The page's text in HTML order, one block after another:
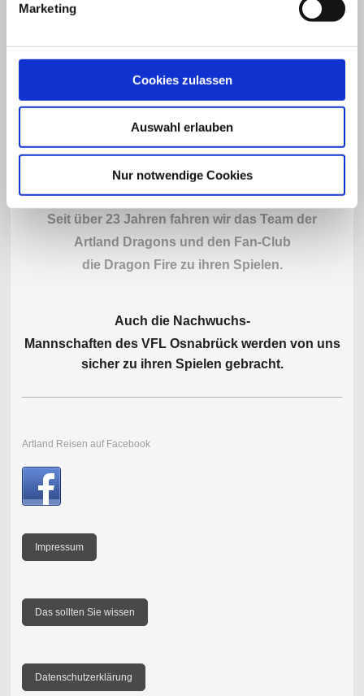
Marketing
Cookies zulassen
Auswahl erlauben
Nur notwendige Cookies
Seit über 23 Jahren fahren wir das Team der
Artland Dragons und den Fan-Club
die Dragon Fire zu ihren Spielen.
Auch die Nachwuchs-
Mannschaften des VFL Osnabrück werden von uns
sicher zu ihren Spielen gebracht.
Artland Reisen auf Facebook
Impressum
Das sollten Sie wissen
Datenschutzerklärung